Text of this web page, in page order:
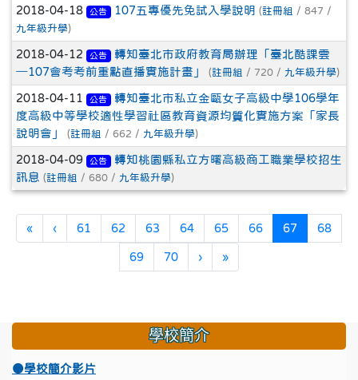
2018-04-18 公告 107五專優先免試入學說明 (註冊組 / 847 /
九年級升學)
2018-04-12 公告
轉知臺北市政府教育局辦理「臺北酷課雲
─107會考考前重點直播實施計畫」
(註冊組 / 720 / 九年級升學)
2018-04-11 公告
轉知臺北市私立金甌女子高級中學106學年
度高級中等學校適性學習社區教育資源均質化實施方案「家長
說明會」
(註冊組 / 662 / 九年級升學)
2018-04-09 公告
轉知桃園縣私立方曙高級商工職業學校招生
訊息 (註冊組 / 680 / 九年級升學)
«第一頁
‹上一頁
61 62 63 64 65 66 67 (目前頁次)
68
69 70 ›下一頁
»最後頁
學校簡介
●學校簡介影片